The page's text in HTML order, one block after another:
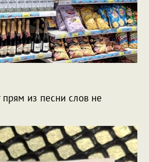
прям из песни слов не